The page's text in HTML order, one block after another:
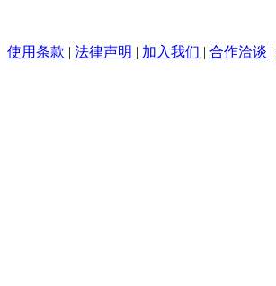
使用条款 | 法律声明 | 加入我们 | 合作洽谈 |